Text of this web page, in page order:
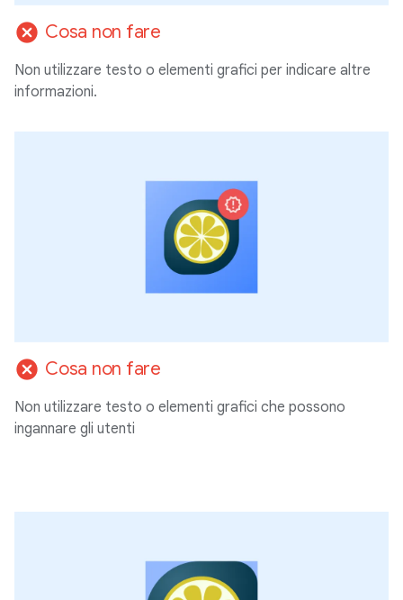
cancel Cosa non fare
Non utilizzare testo o elementi grafici per indicare altre
informazioni.
cancel Cosa non fare
Non utilizzare testo o elementi grafici che possono
ingannare gli utenti